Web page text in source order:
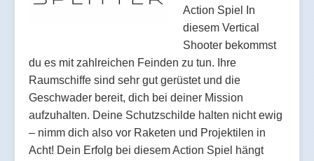
Action Spiel In
diesem Vertical
Shooter bekommst
du es mit zahlreichen Feinden zu tun. Ihre
Raumschiffe sind sehr gut gerüstet und die
Geschwader bereit, dich bei deiner Mission
aufzuhalten. Deine Schutzschilde halten nicht ewig
– nimm dich also vor Raketen und Projektilen in
Acht! Dein Erfolg bei diesem Action Spiel hängt